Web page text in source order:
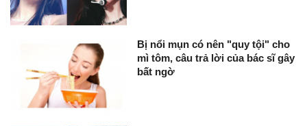
Bị nổi mụn có nên "quy tội" cho
mì tôm, câu trả lời của bác sĩ gây
bất ngờ